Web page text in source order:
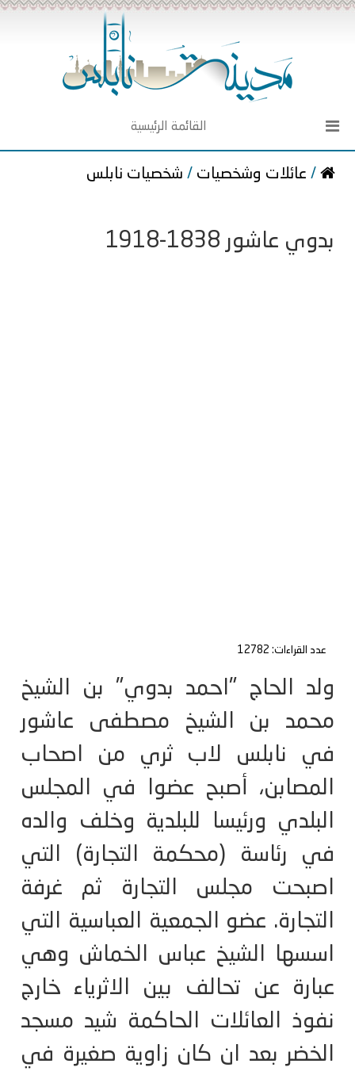
القائمة الرئيسية
/ عائلات وشخصيات / شخصيات نابلس
بدوي عاشور 1838-1918
عدد القراءات: 12782
ولد الحاج "احمد بدوي" بن الشيخ
محمد بن الشيخ مصطفى عاشور
في نابلس لاب ثري من اصحاب
المصابن، أصبح عضوا في المجلس
البلدي ورئيسا للبلدية وخلف والده
في رئاسة (محكمة التجارة) التي
اصبحت مجلس التجارة ثم غرفة
التجارة. عضو الجمعية العباسية التي
اسسها الشيخ عباس الخماش وهي
عبارة عن تحالف بين الاثرياء خارج
نفوذ العائلات الحاكمة شيد مسجد
الخضر بعد ان كان زاوية صغيرة في